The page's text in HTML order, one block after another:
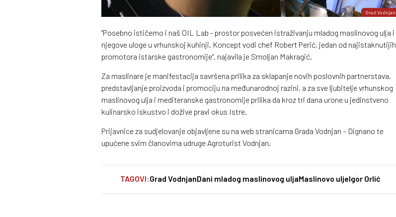
Grad Vodnjan
"Posebno ističemo i naš OIL Lab - prostor posvećen istraživanju mladog maslinovog ulja i
njegove uloge u vrhunskoj kuhinji. Koncept vodi chef Robert Perić, jedan od najistaknutijih
promotora istarske gastronomije", najavila je Smoljan Makragić.
Za maslinare je manifestacija savršena prilika za sklapanje novih poslovnih partnerstava,
predstavljanje proizvoda i promociju na međunarodnoj razini, a za sve ljubitelje vrhunskog
maslinovog ulja i mediteranske gastronomije prilika da kroz tri dana urone u jedinstveno
kulinarsko iskustvo i dožive pravi okus Istre.
Prijavnice za sudjelovanje objavljene su na web stranicama Grada Vodnjan – Dignano te
upućene svim članovima udruge Agroturist Vodnjan.
TAGOVI:Grad VodnjanDani mladog maslinovog uljaMaslinovo uljeIgor Orlić